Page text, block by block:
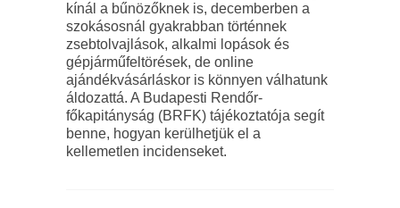
kínál a bűnözőknek is, decemberben a
szokásosnál gyakrabban történnek
zsebtolvajlások, alkalmi lopások és
gépjárműfeltörések, de online
ajándékvásárláskor is könnyen válhatunk
áldozattá. A Budapesti Rendőr-
főkapitányság (BRFK) tájékoztatója segít
benne, hogyan kerülhetjük el a
kellemetlen incidenseket.